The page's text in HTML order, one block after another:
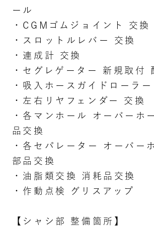
ール
・CGMゴムジョイント 交換
・スロットルレバー 交換
・連成計 交換
・セグレゲーター 新規取付
・吸入ホースガイドローラ
・左右リヤフェンダー 交換
・各マンホール オーバーホ
品交換
・各セパレーター オーバー
部品交換
・油脂類交換 消耗品交換
・作動点検 グリスアップ
【シャシ部 整備箇所】